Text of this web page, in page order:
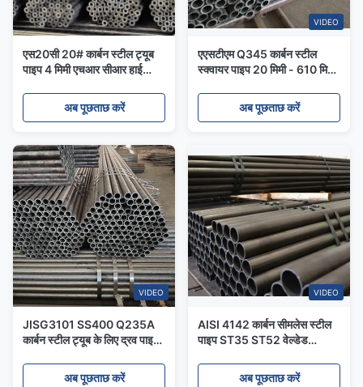
एस20सी 20# कार्बन स्टील ट्यूब
पाइप 4 मिमी एचआर सीआर हाई
अब पूछताछ करें
VIDEO
एएसटीएम Q345 कार्बन स्टील
स्क्वायर पाइप 20 मिमी - 610 मिमी
अब पूछताछ करें
VIDEO
JISG3101 SS400 Q235A
कार्बन स्टील ट्यूब के लिए द्रव पाइप
अब पूछताछ करें
VIDEO
AISI 4142 कार्बन सीमलेस स्टील
पाइप ST35 ST52 वेल्डेड
अब पूछताछ करें